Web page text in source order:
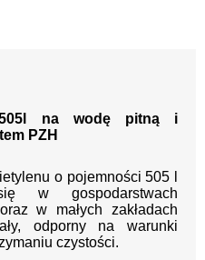
na wodę pitną i
PZH
o pojemności 505 l
w gospodarstwach
w małych zakładach
odporny na warunki
czystości.